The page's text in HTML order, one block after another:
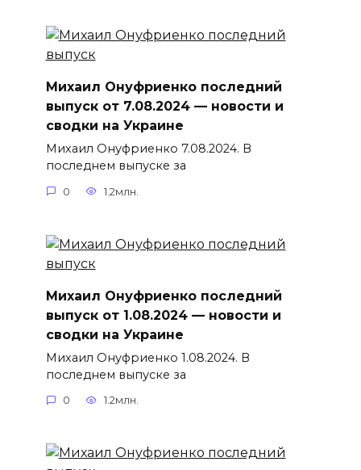
Михаил Онуфриенко последний
выпуск от 7.08.2024 — новости и
сводки на Украине
Михаил Онуфриенко 7.08.2024. В
последнем выпуске за
0 1.2млн.
Михаил Онуфриенко последний
выпуск от 1.08.2024 — новости и
сводки на Украине
Михаил Онуфриенко 1.08.2024. В
последнем выпуске за
0 1.2млн.